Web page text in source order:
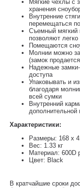
Мягкие чехлы с
хранения
Внутренние
перемещаться
Съемный мягкий
позволяют
Помещаются
Молнии можно
(замок
Надежные
доступа
Упаковывать и
благодаря
всей сумки
Внутренний
дополнительной
Характеристики:
Размеры: 168 x
Вес: 1.33 кг
Материал: 600D
Цвет: Black
В кратчайшие сроки